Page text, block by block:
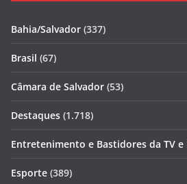
Bahia/Salvador (337)
Brasil (67)
Câmara de Salvador (53)
Destaques (1.718)
Entretenimento e Bastidores da TV e
Esporte (389)